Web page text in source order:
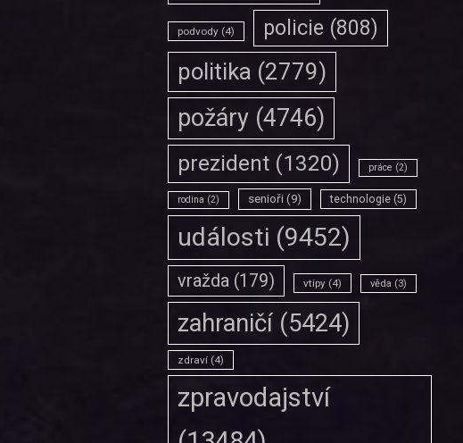
podvody (4) policie (808)
politika (2779)
požáry (4746)
prezident (1320) práce (2)
rodina (2) senioři (9) technologie (5)
události (9452)
vražda (179) vtipy (4) věda (3)
zahraničí (5424)
zdraví (4)
zpravodajství